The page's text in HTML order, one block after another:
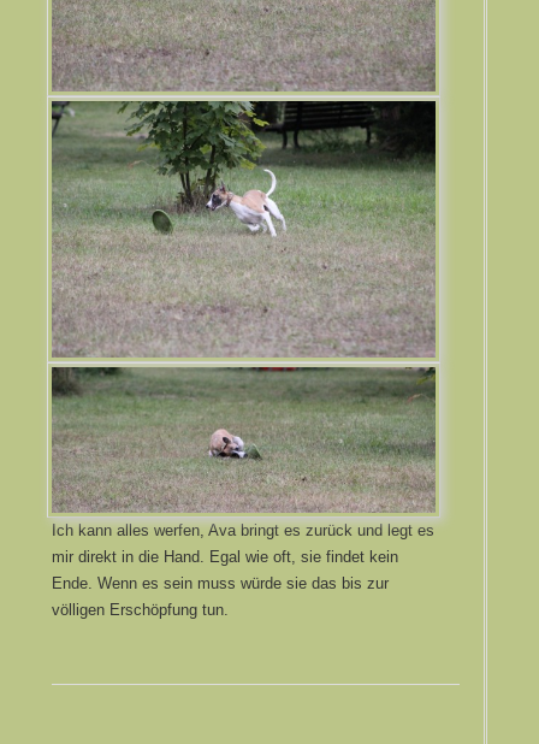
Ich kann alles werfen, Ava bringt es zurück und legt es
mir direkt in die Hand. Egal wie oft, sie findet kein
Ende. Wenn es sein muss würde sie das bis zur
völligen Erschöpfung tun.